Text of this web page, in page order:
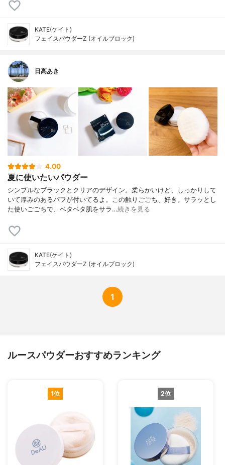
KATE(ケイト)
フェイスパウダーZ (オイルブロック)
日高あき
4.00
夏に使いたいパウダー
シンプルなブラックとクリアのデザイン。柔らかいけど、しっかりして
いて厚みのあるパフが付いてるよ。この触りごごち、好き。サラッとし
た使いごごちで、ベタベタ肌をサラ…続きを見る
KATE(ケイト)
フェイスパウダーZ (オイルブロック)
1
ルースパウダーおすすめランキング
1位 2位